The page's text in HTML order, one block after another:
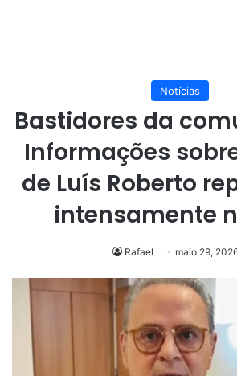
Notícias
Bastidores da
Informações
de Luís Roberto
intensamente
Rafael maio 29,